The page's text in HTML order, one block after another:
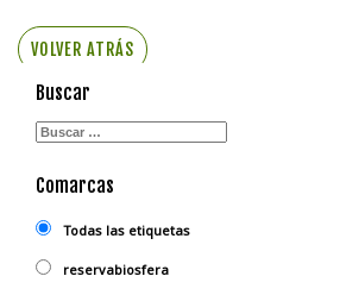
VOLVER ATRÁS
Buscar
Comarcas
Todas las etiquetas
reservabiosfera